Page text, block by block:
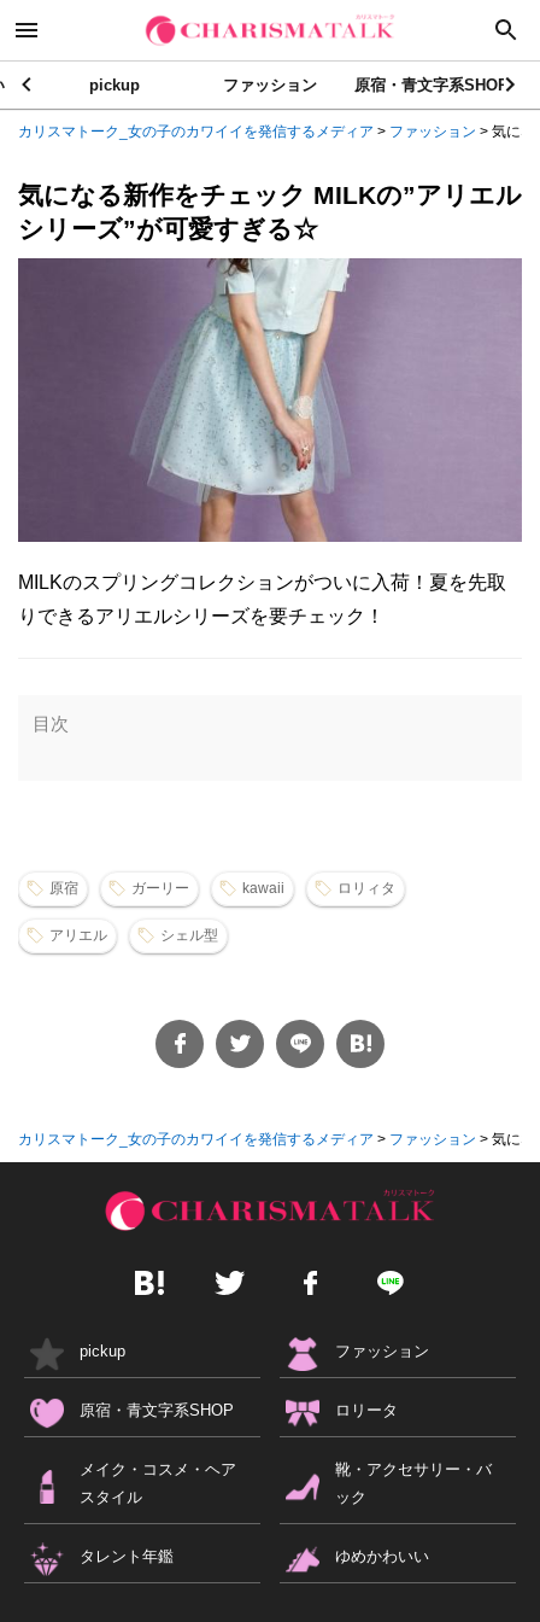
pickup ファッション 原宿・青文字系SHOP
カリスマトーク_女の子のカワイイを発信するメディア > ファッション > 気にな
気になる新作をチェック MILKの”アリエル
シリーズ”が可愛すぎる☆
MILKのスプリングコレクションがついに入荷！夏を先取
りできるアリエルシリーズを要チェック！
目次
原宿 ガーリー kawaii ロリィタ
アリエル シェル型
カリスマトーク_女の子のカワイイを発信するメディア > ファッション > 気にな
pickup ファッション
原宿・青文字系SHOP ロリータ
メイク・コスメ・ヘア
スタイル
靴・アクセサリー・バ
ック
タレント年鑑 ゆめかわいい